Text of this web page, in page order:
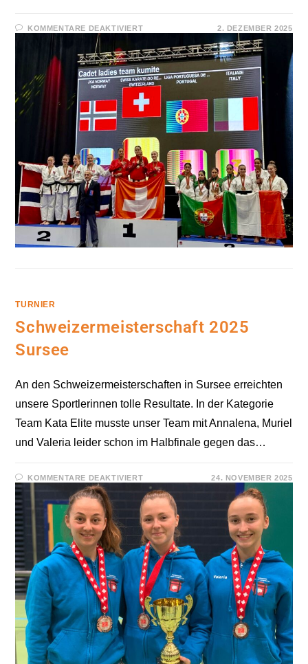
KOMMENTARE DEAKTIVIERTFÜR
ESKA
EUROPAMEISTERSCHAFT
IN
PORTIMÀO
2. DEZEMBER 2025
TURNIER
Schweizermeisterschaft 2025
Sursee
An den Schweizermeisterschaften in Sursee erreichten
unsere Sportlerinnen tolle Resultate. In der Kategorie
Team Kata Elite musste unser Team mit Annalena, Muriel
und Valeria leider schon im Halbfinale gegen das…
KOMMENTARE DEAKTIVIERTFÜR
SCHWEIZERMEISTERSCHAFT
2025
SURSEE
24. NOVEMBER 2025